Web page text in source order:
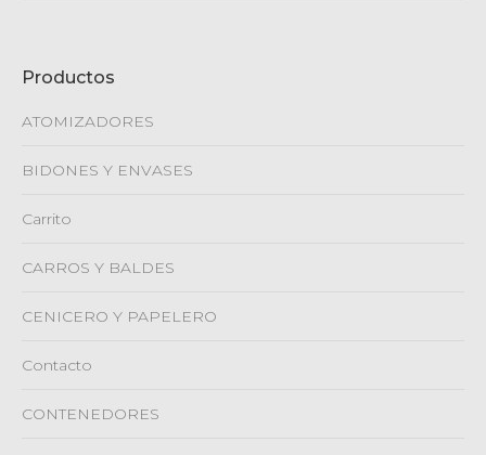
Productos
ATOMIZADORES
BIDONES Y ENVASES
Carrito
CARROS Y BALDES
CENICERO Y PAPELERO
Contacto
CONTENEDORES